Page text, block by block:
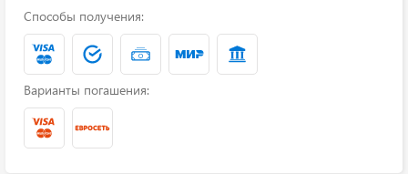
Способы получения:
Варианты погашения: